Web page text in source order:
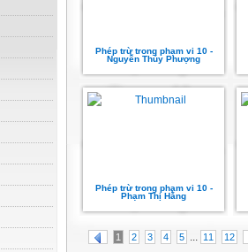
Phép trừ trong phạm vi 10 -
Nguyễn Thúy Phượng
Phép trừ trong phạm vi 10 -
Phạm Thị Hằng
1 2 3 4 5 ... 11 12